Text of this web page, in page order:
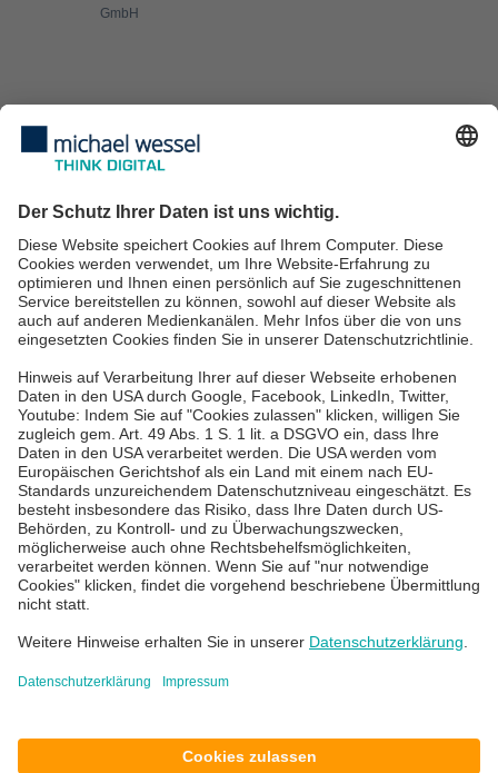
GmbH
Managed Services
IT Consulting
IT-Services für KMU
IT Service Desk
Über uns
Karriere
Blog
News & Events
Standorte
Datenschutz